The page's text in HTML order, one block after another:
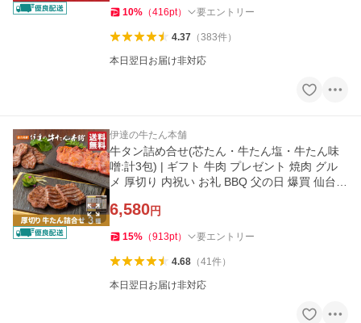
10% （416pt） 要エントリー
4.37（383件）
本日翌日お届け非対応
伊達の牛たん本舗
牛タン詰め合せ(芯たん・牛たん塩・牛たん味
噌:計3包) | ギフト 牛肉 プレゼント 焼肉 グル
メ 厚切り 内祝い お礼 BBQ 父の日 爆買 仙台
6,580円
15% （913pt） 要エントリー
4.68（41 件）
本日翌日お届け非対応